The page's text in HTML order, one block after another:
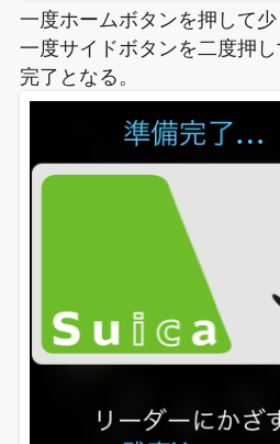
一度ホームボタンを押して
一度サイドボタンを二度押
完了となる。